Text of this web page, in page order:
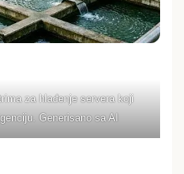
za hlađenje servera koji
Generisano sa AI